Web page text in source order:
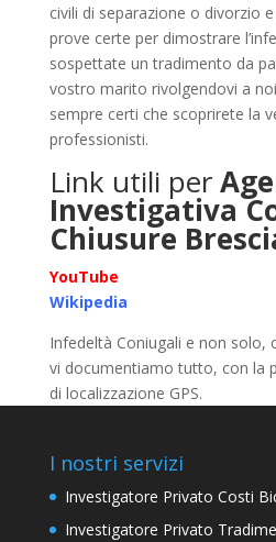
civili di separazione o divorzio
prove certe per dimostrare
sospettate un tradimento da
vostro marito rivolgendovi a
sempre certi che scoprirete la
professionisti.
Link utili per
Investigativa
Chiusure
YouTube
Wikipedia
Infedeltà Coniugali e non solo,
vi documentiamo tutto, con la
di localizzazione GPS.
I nostri servizi
Investigatore Privato Costi
Investigatore Privato